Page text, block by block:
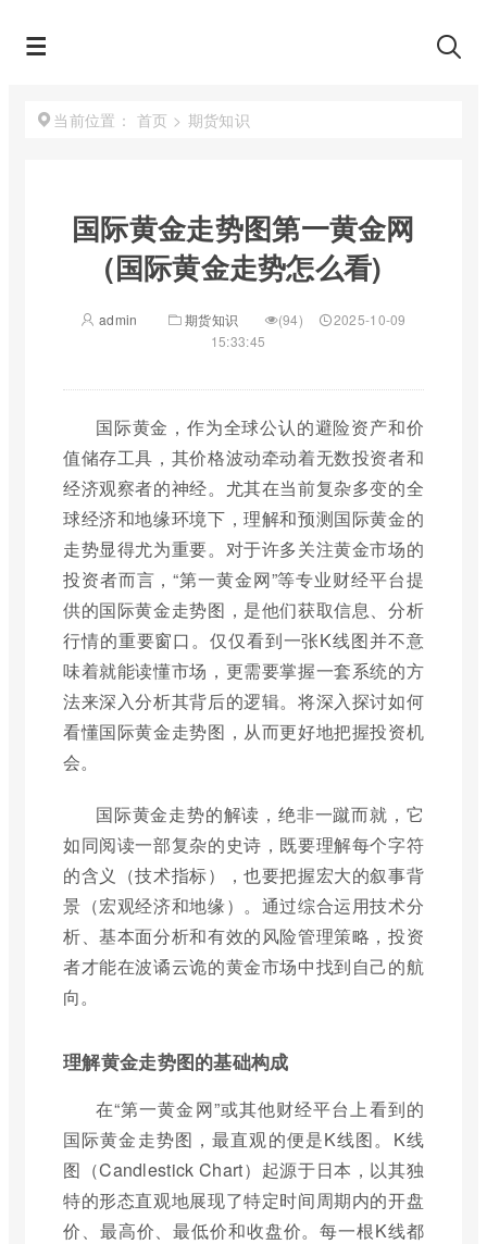
当前位置： 首页 > 期货知识
国际黄金走势图第一黄金网
(国际黄金走势怎么看)
admin 期货知识 (94)
2025-10-09
15:33:45
国际黄金，作为全球公认的避险资产和价
值储存工具，其价格波动牵动着无数投资者和
经济观察者的神经。尤其在当前复杂多变的全
球经济和地缘环境下，理解和预测国际黄金的
走势显得尤为重要。对于许多关注黄金市场的
投资者而言，“第一黄金网”等专业财经平台提
供的国际黄金走势图，是他们获取信息、分析
行情的重要窗口。仅仅看到一张K线图并不意
味着就能读懂市场，更需要掌握一套系统的方
法来深入分析其背后的逻辑。将深入探讨如何
看懂国际黄金走势图，从而更好地把握投资机
会。
国际黄金走势的解读，绝非一蹴而就，它
如同阅读一部复杂的史诗，既要理解每个字符
的含义（技术指标），也要把握宏大的叙事背
景（宏观经济和地缘）。通过综合运用技术分
析、基本面分析和有效的风险管理策略，投资
者才能在波谲云诡的黄金市场中找到自己的航
向。
理解黄金走势图的基础构成
在“第一黄金网”或其他财经平台上看到的
国际黄金走势图，最直观的便是K线图。K线
图（Candlestick Chart）起源于日本，以其独
特的形态直观地展现了特定时间周期内的开盘
价、最高价、最低价和收盘价。每一根K线都